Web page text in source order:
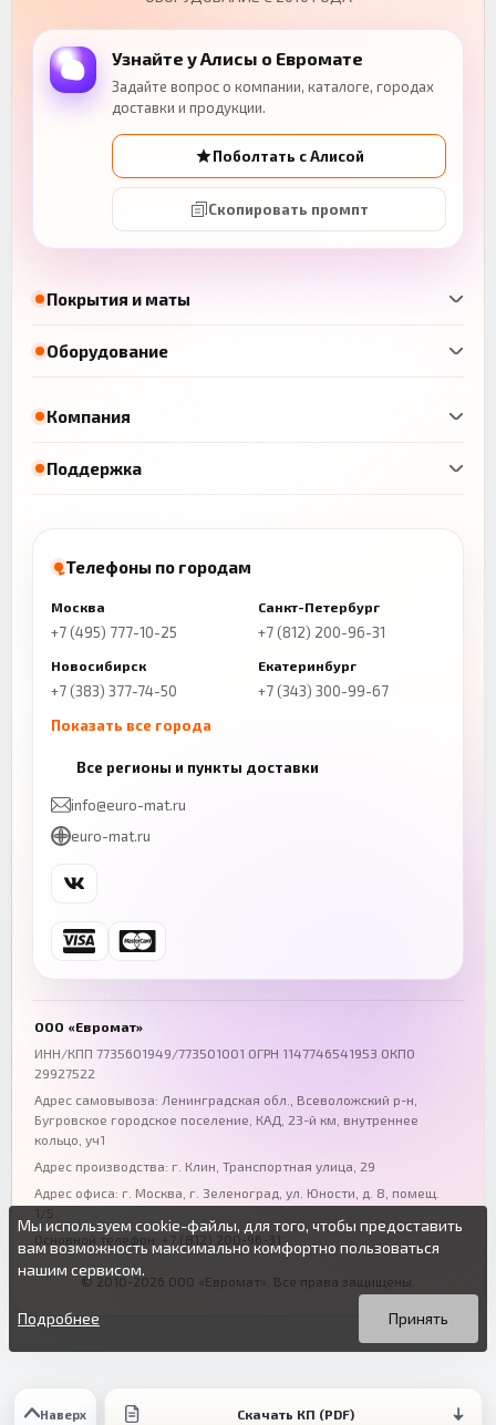
Наверх Скачать КП (PDF)
Покрытия и маты
Оборудование
Узнайте у Алисы о Евромате
Задайте вопрос о компании, каталоге, городах
доставки и продукции.
Поболтать с Алисой
Скопировать промпт
Компания
Поддержка
Телефоны по городам
Москва
+7 (495) 777-10-25
Санкт-Петербург
+7 (812) 200-96-31
Новосибирск
+7 (383) 377-74-50
Екатеринбург
+7 (343) 300-99-67
Показать все города
+7 (843) 206-01-30
Челябинск
+7 (343) 300-99-67
Ростов-на-Дону
+7 (863) 333-50-75
Волгоград
+7 (844) 261-36-12
Омск
Все регионы и пункты доставки
info@euro-mat.ru
euro-mat.ru
ООО «Евромат»
ИНН/КПП 7735601949/773501001 ОГРН 1147746541953 ОКПО
29927522
Адрес самовывоза: Ленинградская обл., Всеволожский р-н,
Бугровское городское поселение, КАД, 23-й км, внутреннее
кольцо, уч1
Адрес производства: г. Клин, Транспортная улица, 29
Адрес офиса: г. Москва, г. Зеленоград ул. Юности, д. 8, помещ.
1/5
Основной телефон:
+7 (812) 200-96-31
© 2010-2026 ООО «Евромат». Все права защищены.
Мы используем cookie-файлы, для того, чтобы предоставить
вам возможность максимально комфортно пользоваться
нашим сервисом.
Вы можете подробнее прочитать о cookie-файлах в открытых
источниках или изменить настройки своего браузера.
Продолжая пользоваться данным сайтом без изменения
настроек вы даете согласие на использование ваших cookie-
Принять
Подробнее